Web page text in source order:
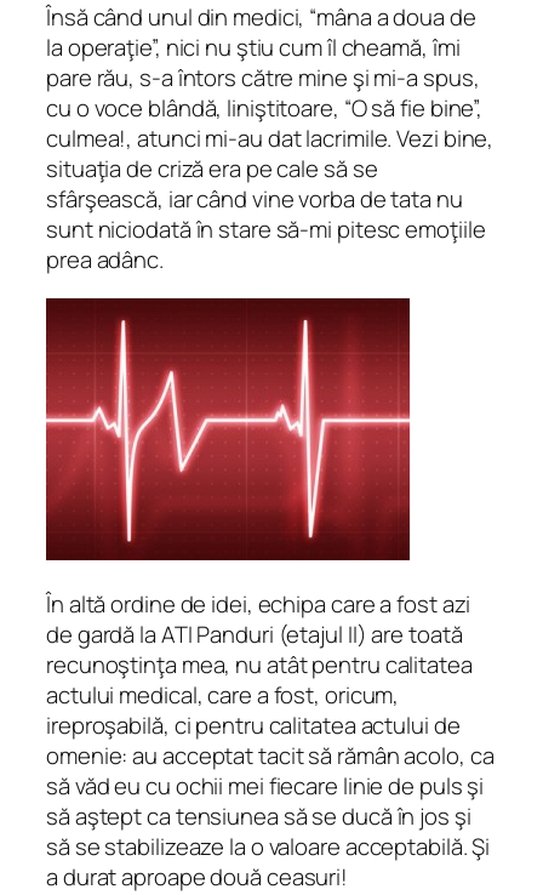
Însă când unul din medici, “mâna a doua de
la operaţie”, nici nu ştiu cum îl cheamă, îmi
pare rău, s-a întors către mine şi mi-a spus,
cu o voce blândă, liniştitoare, “O să fie bine”,
culmea!, atunci mi-au dat lacrimile. Vezi bine,
situaţia de criză era pe cale să se
sfârşească, iar când vine vorba de tata nu
sunt niciodată în stare să-mi pitesc emoţiile
prea adânc.
În altă ordine de idei, echipa care a fost azi
de gardă la ATI Panduri (etajul II) are toată
recunoştinţa mea, nu atât pentru calitatea
actului medical, care a fost, oricum,
ireproşabilă, ci pentru calitatea actului de
omenie: au acceptat tacit să rămân acolo, ca
să văd eu cu ochii mei fiecare linie de puls şi
să aştept ca tensiunea să se ducă în jos şi
să se stabilizeaze la o valoare acceptabilă. Şi
a durat aproape două ceasuri!